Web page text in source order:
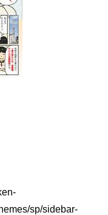
sp/sidebar-